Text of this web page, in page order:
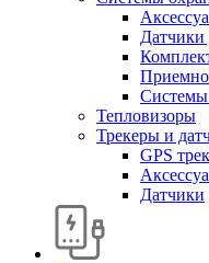
Датчики
Тепловизоры
Трекеры и
GPS
Датчики